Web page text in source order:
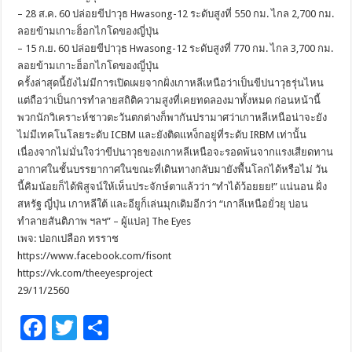
– 28 ส.ค. 60 ปล่อยขีปาวุธ Hwasong-12 ระดับสูงที่ 550 กม. ไกล 2,700 กม.
ลอยข้ามเกาะฮ็อกไกโดของญี่ปุ่น
– 15 ก.ย. 60 ปล่อยขีปาวุธ Hwasong-12 ระดับสูงที่ 770 กม. ไกล 3,700 กม.
ลอยข้ามเกาะฮ็อกไกโดของญี่ปุ่น
ครั้งล่าสุดนี้ยังไม่มีการเปิดเผยจากฝั่งเกาหลีเหนือว่าเป็นขีปนาวุธรุ่นไหน
แต่ถือว่าเป็นการทำลายสถิติความสูงที่เคยทดลองมาทั้งหมด ก่อนหน้านี้
พวกนักวิเคราะห์ชาวตะวันตกต่างก็พากันปรามาศว่าเกาหลีเหนือน่าจะยัง
ไม่มีเทคโนโลยระดับ ICBM และยังติดแหง็กอยู่ที่ระดับ IRBM เท่านั้น
เนื่องจากไม่มั่นใจว่าขีปนาวุธของเกาหลีเหนือจะรอดพ้นจากแรงเสียดทาน
อากาศในชั้นบรรยากาศในขณะที่เดินทางกลับมายังพื้นโลกได้หรือไม่ วัน
นี้คิมน้อยก็ได้พิสูจน์ให้เห็นประจักษ์ตาแล้วว่า “ทำได้ว้อยยย!” แน่นอน ฝั่ง
สหรัฐ ญี่ปุ่น เกาหลีใต้ และอียูก็เล่นมุกเดิมอีกว่า “เกาลีเหนือยั่วยุ บ่อน
ทำลายสันติภาพ ฯลฯ” – ผู้แปล] The Eyes
เพจ: ปอกเปลือก ทรราช
https://www.facebook.com/fisont
https://vk.com/theeyesproject
29/11/2560
F
T